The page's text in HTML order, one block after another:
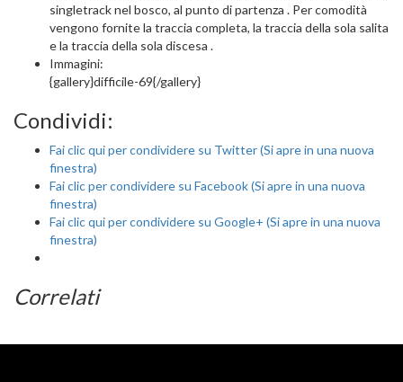
singletrack nel bosco, al punto di partenza . Per comodità
vengono fornite la traccia completa, la traccia della sola salita
e la traccia della sola discesa .
Immagini:
{gallery}difficile-69{/gallery}
Condividi:
Fai clic qui per condividere su Twitter (Si apre in una nuova
finestra)
Fai clic per condividere su Facebook (Si apre in una nuova
finestra)
Fai clic qui per condividere su Google+ (Si apre in una nuova
finestra)
Correlati